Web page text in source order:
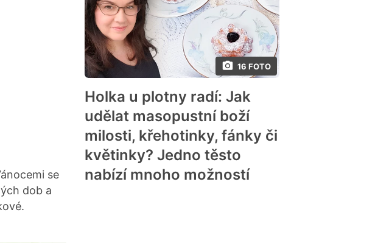
se
dob a
16 FOTO
Holka u plotny radí: Jak
udělat masopustní boží
milosti, křehotinky, fánky či
květinky? Jedno těsto
nabízí mnoho možností